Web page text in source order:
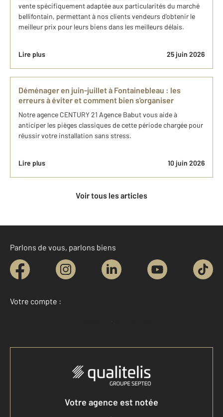
vente spécifiquement adaptée aux particularités du marché
bellifontain, permettant à nos clients vendeurs d'obtenir le
meilleur prix pour leurs biens dans les meilleurs délais.
Lire plus 25 juin 2026
Déménager en juin-juillet à Fontainebleau : les
erreurs à éviter et comment bien s'organiser
Notre agence CENTURY 21 Agence Babut vous aide à
anticiper les pièges classiques de cette période chargée pour
réussir votre installation sans stress.
Lire plus 10 juin 2026
Voir tous les articles
Parlons de vous, parlons biens
Votre compte :
Accéder à mon compte
Votre agence est notée